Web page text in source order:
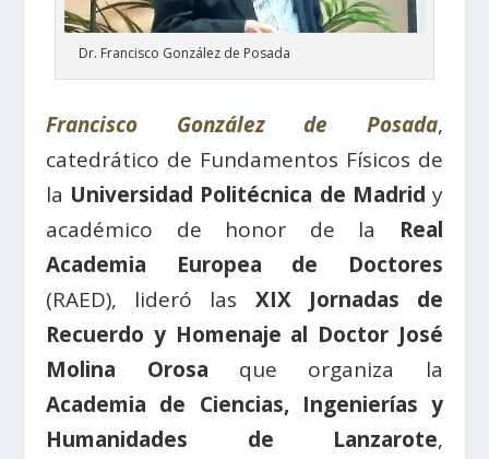
Dr. Francisco González de Posada
Francisco González de Posada,
catedrático de Fundamentos Físicos de
la Universidad Politécnica de Madrid y
académico de honor de la Real
Academia Europea de Doctores
(RAED), lideró las XIX Jornadas de
Recuerdo y Homenaje al Doctor José
Molina Orosa que organiza la
Academia de Ciencias, Ingenierías y
Humanidades de Lanzarote,